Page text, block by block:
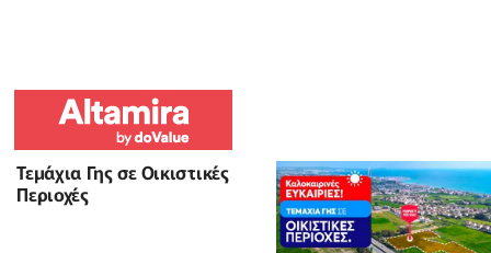
Τεμάχια Γης σε Οικιστικές
Περιοχές